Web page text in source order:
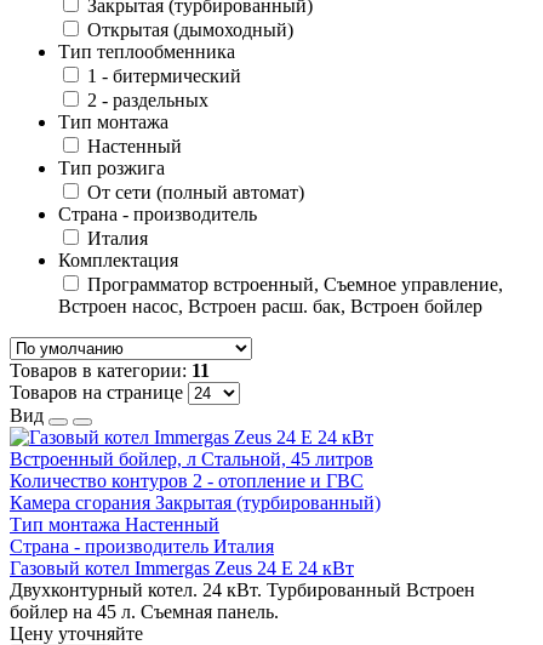
Закрытая (турбированный)
Открытая (дымоходный)
Тип теплообменника
1 - битермический
2 - раздельных
Тип монтажа
Настенный
Тип розжига
От сети (полный автомат)
Страна - производитель
Италия
Комплектация
Программатор встроенный, Съемное управление,
Встроен насос, Встроен расш. бак, Встроен бойлер
Товаров в категории: 11
Товаров на странице
Вид
Встроенный бойлер, л Стальной, 45 литров
Количество контуров 2 - отопление и ГВС
Камера сгорания Закрытая (турбированный)
Тип монтажа Настенный
Страна - производитель Италия
Газовый котел Immergas Zeus 24 E 24 кВт
Двухконтурный котел. 24 кВт. Турбированный Встроен
бойлер на 45 л. Съемная панель.
Цену уточняйте